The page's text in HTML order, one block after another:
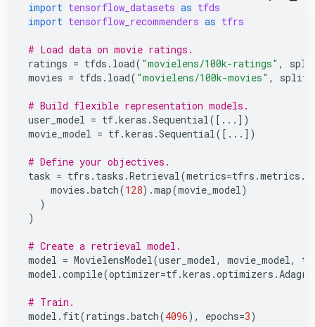
import tensorflow_datasets as tfds
import tensorflow_recommenders as tfrs
# Load data on movie ratings.
ratings = tfds . load( "movielens/100k-ratings" ,
movies = tfds . load( "movielens/100k-movies" , split
# Build flexible representation models.
user_model = tf.keras .Sequential([ ... ])
movie_model = tf.keras .Sequential([ ... ])
# Define your objectives.
task = tfrs . tasks .Retrieval(metrics=tfrs .metrics .
movies .batch(128) .map(movie_model)
)
)
# Create a retrieval model.
model = MovielensModel(user_model, movie_model,
model .compile(optimizer=tf.keras .optimizers .
# Train.
model . fit(ratings .batch(4096), epochs=3)